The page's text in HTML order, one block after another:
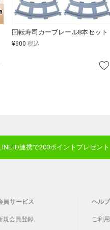
回転寿司カーブレール8本セット
¥600 税込
ID連携で200ポイントプレゼント
員サービス
規会員登録
ヘル
ご利